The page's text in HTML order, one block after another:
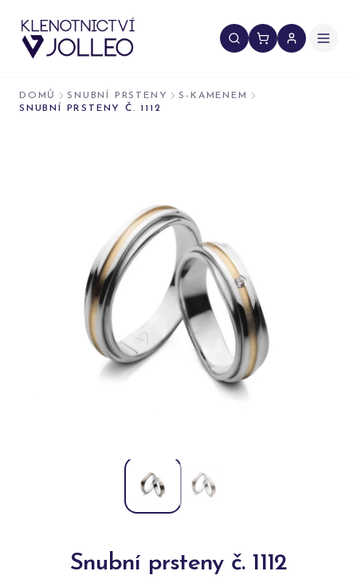
DOMŮ SNUBNÍ PRSTENY
S-KAMENEM
SNUBNÍ PRSTENY Č. 1112
Snubní prsteny č. 1112